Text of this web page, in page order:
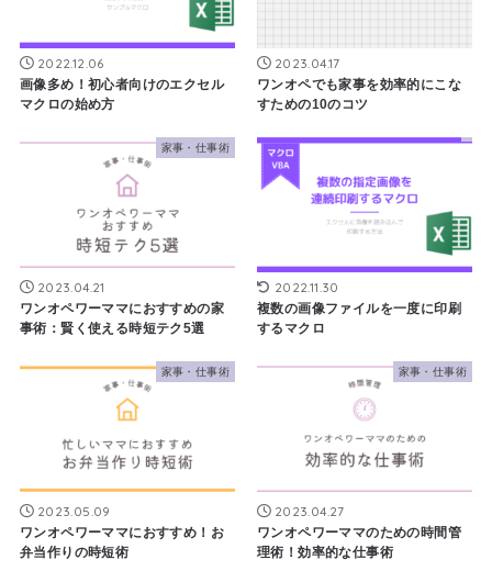
2022.12.06
画像多め！初心者向けのエクセル
マクロの始め方
2023.04.17
ワンオペでも家事を効率的にこな
すための10のコツ
家事・仕事術
2023.04.21
ワンオペワーママにおすすめの家
事術：賢く使える時短テク5選
2022.11.30
複数の画像ファイルを一度に印刷
するマクロ
家事・仕事術
2023.05.09
ワンオペワーママにおすすめ！お
弁当作りの時短術
家事・仕事術
2023.04.27
ワンオペワーママのための時間管
理術！効率的な仕事術